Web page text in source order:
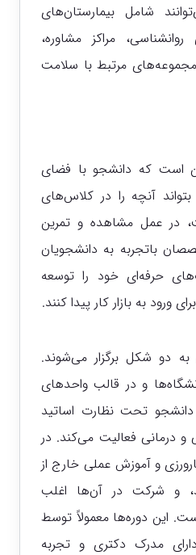
شامل بیمارستان‌های
مراکز مشاوره،
مجموعه‌های مرتبط با سلامت
است که دانشجو با فضای
آنچه را در کلاس‌های
در عمل مشاهده و تمرین
باتجربه به دانشجویان
حرفه‌ای خود را توسعه
ورود به بازار کار پیدا کنند.
دو شکل برگزار می‌شوند.
و در قالب واحدهای
تحت نظارت اساتید
و درمانی فعالیت می‌کند. در
و آموزش عملی خارج از
و شرکت در آن‌ها اغلب
این دوره‌ها معمولاً توسط
مدرک دکتری و تجربه